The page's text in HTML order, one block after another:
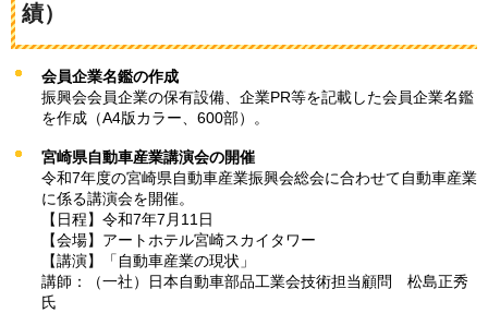
績）
会員企業名鑑の作成
振興会会員企業の保有設備、企業PR等を記載した会員企業名鑑
を作成（A4版カラー、600部）。
宮崎県自動車産業講演会の開催
令和7年度の宮崎県自動車産業振興会総会に合わせて自動車産業
に係る講演会を開催。
【日程】令和7年7月11日
【会場】アートホテル宮崎スカイタワー
【講演】「自動車産業の現状」
講師：（一社）日本自動車部品工業会技術担当顧問
松島正秀
氏